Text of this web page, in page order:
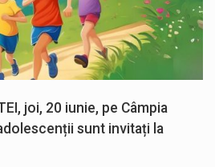
joi, 20 iunie, pe Câmpia
sunt invitați la